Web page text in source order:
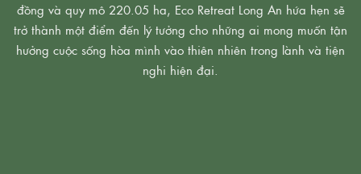
đồng và quy mô 220.05 ha, Eco Retreat Long An hứa hẹn sẽ
trở thành một điểm đến lý tưởng cho những ai mong muốn tận
hưởng cuộc sống hòa mình vào thiên nhiên trong lành và tiện
nghi hiện đại.